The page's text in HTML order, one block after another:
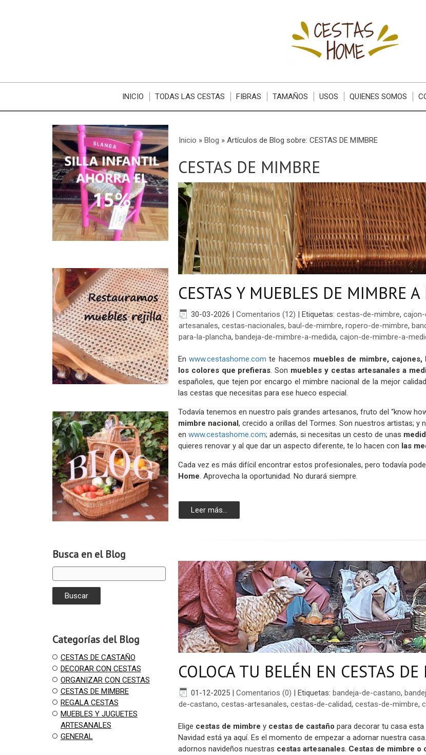
INICIO TODAS LAS CESTAS FIBRAS TAMAÑOS USOS QUIENES SOMOS
Busca en el Blog
Categorías del Blog
CESTAS DE CASTAÑO
DECORAR CON CESTAS
ORGANIZAR CON CESTAS
CESTAS DE MIMBRE
REGALA CESTAS
MUEBLES Y JUGUETES
ARTESANALES
GENERAL
Inicio » Blog » Artículos de Blog sobre: CESTAS DE MIMBRE
CESTAS DE MIMBRE
CESTAS Y MUEBLES DE MIMBRE
30-03-2026 | Comentarios (12) | Etiquetas: cestas-de-mimbre,
artesanales, cestas-nacionales, baul-de-mimbre, ropero-de-mimbre,
para-la-plancha, bandeja-de-mimbre-a-medida, cajon-de-mimbre-a-
Enwww.cestashome.com te hacemos muebles de mimbre,
los colores que prefieras. Son muebles y cestas artesanales a
españoles, que tejen por encargo el mimbre nacional de la mejor
las cestas que necesitas para ese hueco especial.
Todavía tenemos en nuestro país grandes artesanos, fruto del “know
mimbre nacional, crecido a orillas del Tormes. Son nuestros artistas;
en www.cestashome.com; además, si necesitas un cesto de unas
quieres renovar y al que dar un aspecto diferente, te lo hacen con las
Cada vez es más difícil encontrar estos profesionales, pero todavía
Home. Aprovecha la oportunidad. No durará siempre.
Leer más...
COLOCA TU BELÉN EN CESTAS
01-12-2025| Comentarios (0) Etiquetas: bandeja-de-castano,
de-castano, cestas-artesanales, cestas-de-calidad, cestas-de-mimbre,
Elige cestas de mimbre y cestas de castaño para decorar tu casa esta
Navidad está ya aquí. Es el momento de empezar a adornar nuestra
adornos navideños nuestras cestas artesanales. Cestas de mimbre o